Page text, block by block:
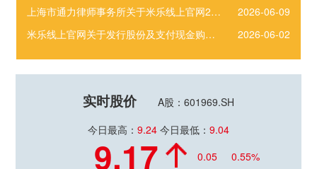
2026-06-09
上海市通力律师事务所关于米乐线上官网2024年限制性股票激励计划部分限制性股票回购注销实施的法律意见书
2026-06-02
米乐线上官网关于发行股份及支付现金购买资产并募集配套资金暨关联交易报告书（申报稿）修订说明的公告
实时股价
A股：601969.SH
今日最高： 9.24 今日最低： 9.04
9.17 0.05 0.55%